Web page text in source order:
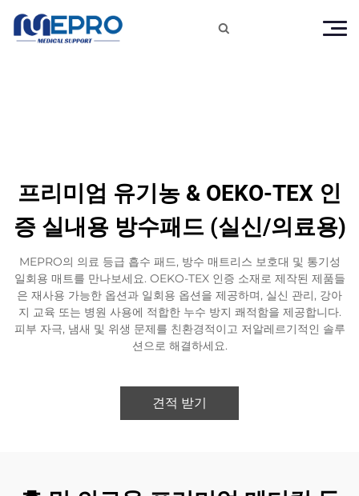

프리미엄 유기농 & OEKO-TEX 인
증 실내용 방수패드 (실신/의료용)
MEPRO의 의료 등급 흡수 패드, 방수 매트리스 보호대 및 통기성
일회용 매트를 만나보세요. OEKO-TEX 인증 소재로 제작된 제품들
은 재사용 가능한 옵션과 일회용 옵션을 제공하며, 실신 관리, 강아
지 교육 또는 병원 사용에 적합한 누수 방지 쾌적함을 제공합니다.
피부 자극, 냄새 및 위생 문제를 친환경적이고 저알레르기적인 솔루
션으로 해결하세요.
견적 받기